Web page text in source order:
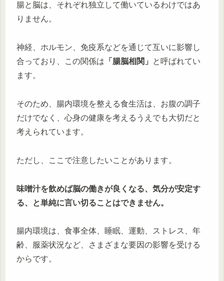
腸と脳は、それぞれ独立して働いているわけではあ
りません。
神経、ホルモン、免疫系などを通じて互いに影響し
合っており、この関係は 「腸脳相関」
と呼ばれてい
ます。
そのため、腸内環境を整える食生活は、お腹の調子
だけでなく、心身の健康を考えるうえでも大切だと
考えられています。
ただし、ここで注意したいことがあります。
味噌汁を飲めば脳の働きが良くなる、気分が安定す
る、と単純に言い切ることはできません。
腸内環境は、食事全体、睡眠、運動、ストレス、年
齢、服薬状況など、さまざまな要因の影響を受ける
からです。